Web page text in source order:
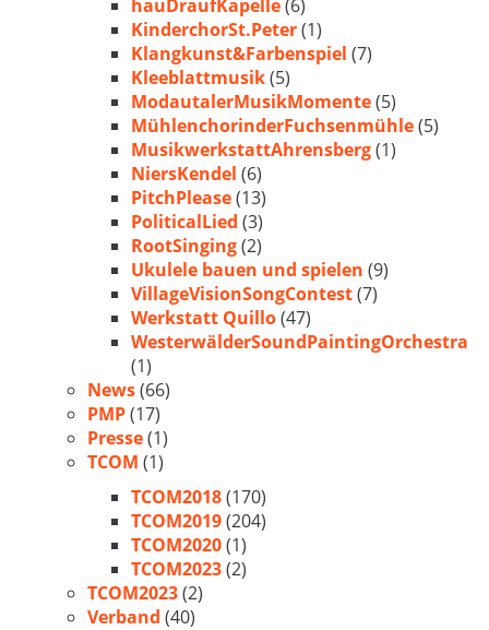
hauDraufKapelle(6)
KinderchorSt.Peter(1)
Klangkunst&Farbenspiel (7)
Kleeblattmusik(5)
ModautalerMusikMomente(5)
MühlenchorinderFuchsenmühle(5)
MusikwerkstattAhrensberg(1)
NiersKendel (6)
PitchPlease(13)
PoliticalLied (3)
RootSinging(2)
Ukulele bauen und spielen (9)
VillageVisionSongContest(7)
Werkstatt Quillo(47)
WesterwälderSoundPaintingOrchestra
(1)
News(66)
PMP(17)
Presse(1)
TCOM (1)
TCOM2018(170)
TCOM2019(204)
TCOM2020(1)
TCOM2023(2)
TCOM2023(2)
Verband (40)